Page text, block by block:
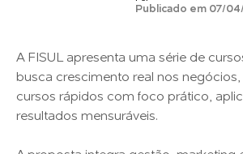
Publicado em 07/
A FISUL apresenta uma série de
busca crescimento real nos
cursos rápidos com foco prático,
resultados mensuráveis.